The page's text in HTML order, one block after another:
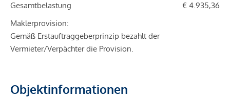
Gesamtbelastung
€ 4.935,36
Maklerprovision:
Gemäß Erstauftraggeberprinzip bezahlt der
Vermieter/Verpächter die Provision.
Objektinformationen